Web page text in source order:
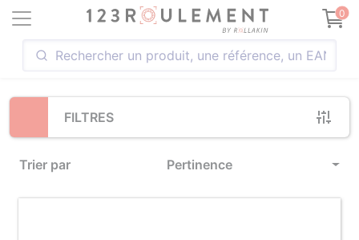
0
FILTRES
Trier par Pertinence
Loading...